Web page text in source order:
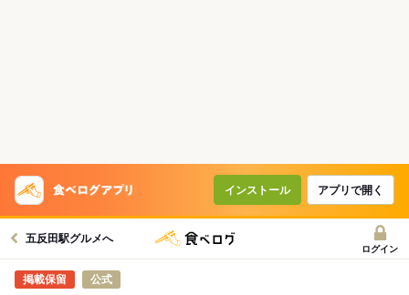
インストール アプリで開く
五反田駅グルメへ
ログイン
公式